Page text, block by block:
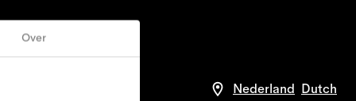
Over
Nederland Dutch